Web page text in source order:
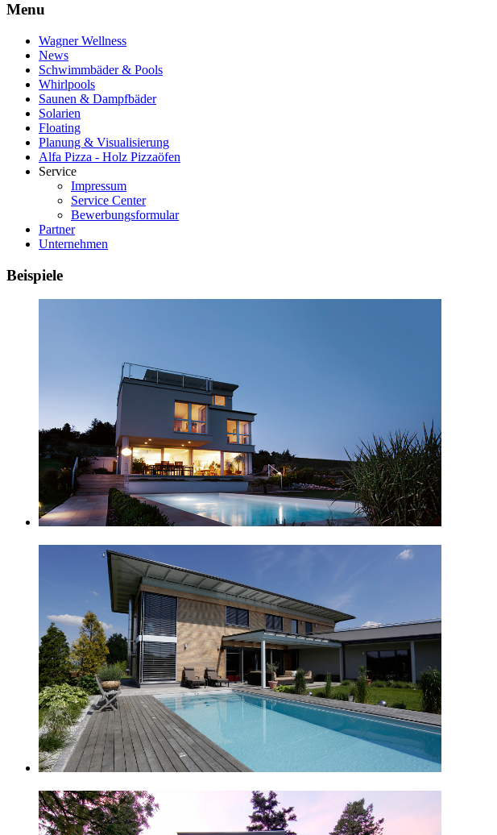
Menu
Wagner Wellness
News
Schwimmbäder & Pools
Whirlpools
Saunen & Dampfbäder
Solarien
Floating
Planung & Visualisierung
Alfa Pizza - Holz Pizzaöfen
Service
Impressum
Service Center
Bewerbungsformular
Partner
Unternehmen
Beispiele